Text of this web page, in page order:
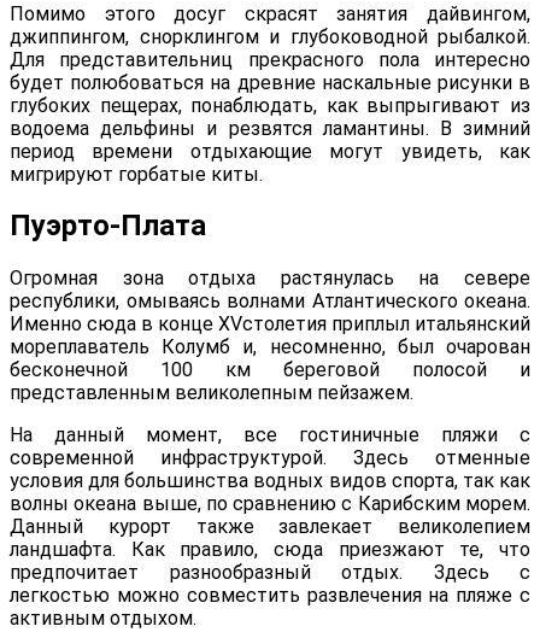
Помимо этого досуг скрасят занятия дайвингом,
джиппингом, снорклингом и глубоководной рыбалкой.
Для представительниц прекрасного пола интересно
будет полюбоваться на древние наскальные рисунки в
глубоких пещерах, понаблюдать, как выпрыгивают из
водоема дельфины и резвятся ламантины. В зимний
период времени отдыхающие могут увидеть, как
мигрируют горбатые киты.
Пуэрто-Плата
Огромная зона отдыха растянулась на севере
республики, омываясь волнами Атлантического океана.
Именно сюда в конце XVстолетия приплыл итальянский
мореплаватель Колумб и, несомненно, был очарован
бесконечной 100 км береговой полосой и
представленным великолепным пейзажем.
На данный момент, все гостиничные пляжи с
современной инфраструктурой. Здесь отменные
условия для большинства водных видов спорта, так как
волны океана выше, по сравнению с Карибским морем.
Данный курорт также завлекает великолепием
ландшафта. Как правило, сюда приезжают те, что
предпочитает разнообразный отдых. Здесь с
легкостью можно совместить развлечения на пляже с
активным отдыхом.